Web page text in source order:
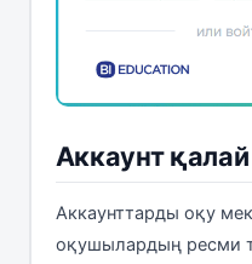
Аккаунт
Аккаунттарды оқу
оқушылардың ресми